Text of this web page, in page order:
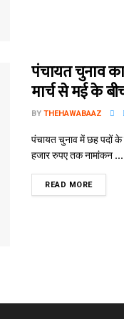
पंचायत चुनाव
मार्च से मई के
BY THEHAWABAAZ
पंचायत चुनाव में छह पदों
हजार रुपए तक नामांकन ...
READ MORE